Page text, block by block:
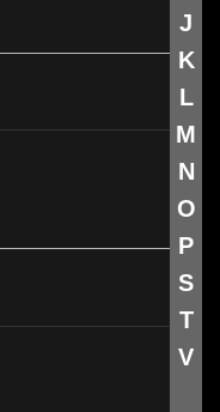
J
K
L
M
N
O
P
S
T
V